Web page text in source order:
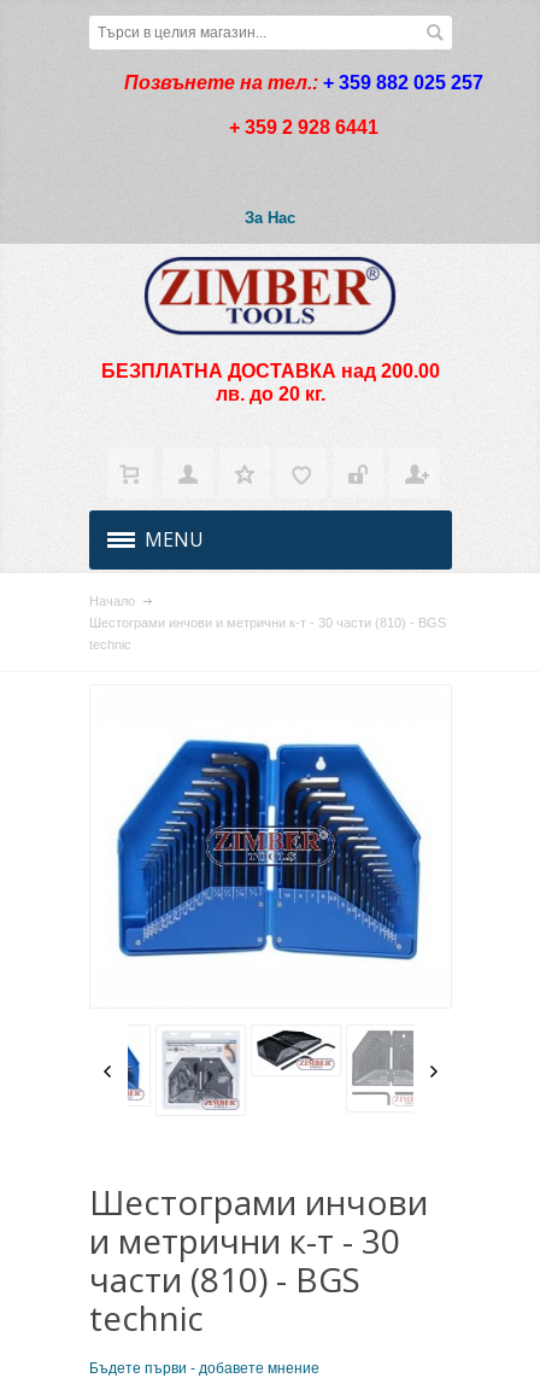
Позвънете на тел.: + 359 882 025 257
+ 359 2 928 6441
За Нас
БЕЗПЛАТНА ДОСТАВКА над 200.00
лв. до 20 кг.
MENU
Начало
Шестограми инчови и метрични к-т - 30 части (810) - BGS
technic
Шестограми инчови
и метрични к-т - 30
части (810) - BGS
technic
Бъдете първи - добавете мнение